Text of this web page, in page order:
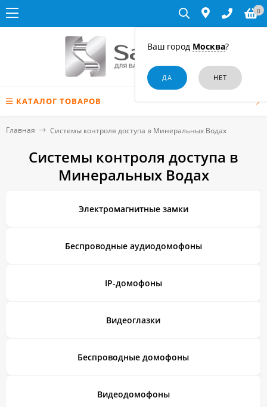
Ваш город Москва?
0
КАТАЛОГ ТОВАРОВ
Главная Системы контроля доступа в Минеральных Водах
Системы контроля доступа в
Минеральных Водах
Электромагнитные замки
Беспроводные аудиодомофоны
IP-домофоны
Видеоглазки
Беспроводные домофоны
Видеодомофоны